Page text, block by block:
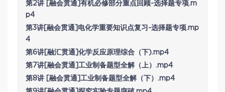
第2讲 [融会贯通]有机必修部分重点回顾-选择题专项.m
p4
第3讲[融会贯通]电化学重要知识点复习-选择题专项.mp
4
第6讲[融汇贯通]化学反应原理综合（下).mp4
第7讲[融会贯通]工业制备题型全解（上）.mp4
第8讲 [融会贯通]工业制备题型全解（下）.mp4